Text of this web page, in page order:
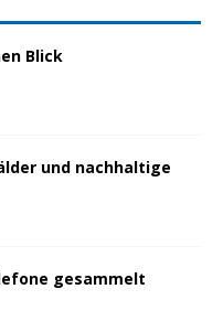
Blick
und nachhaltige
gesammelt